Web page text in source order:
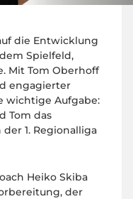
die Entwicklung
Spielfeld,
Mit Tom Oberhoff
engagierter
wichtige Aufgabe:
Tom das
1. Regionalliga
Heiko Skiba
der